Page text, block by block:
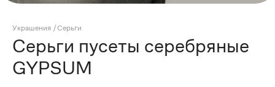
Украшения /Серьги
Серьги пусеты серебряные
GYPSUM